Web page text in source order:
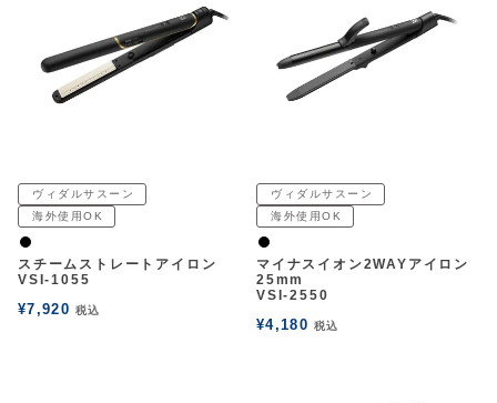
ヴィダルサスーン
海外使用OK
黒
スチームストレートアイロン
VSI-1055
¥7,920 税込
ヴィダルサスーン
海外使用OK
黒
マイナスイオン2WAYアイロン
25mm
VSI-2550
¥4,180 税込